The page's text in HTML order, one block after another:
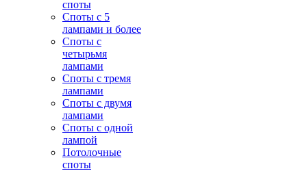
споты
Споты с 5
лампами и более
Споты с
четырьмя
лампами
Споты с тремя
лампами
Споты с двумя
лампами
Споты с одной
лампой
Потолочные
споты